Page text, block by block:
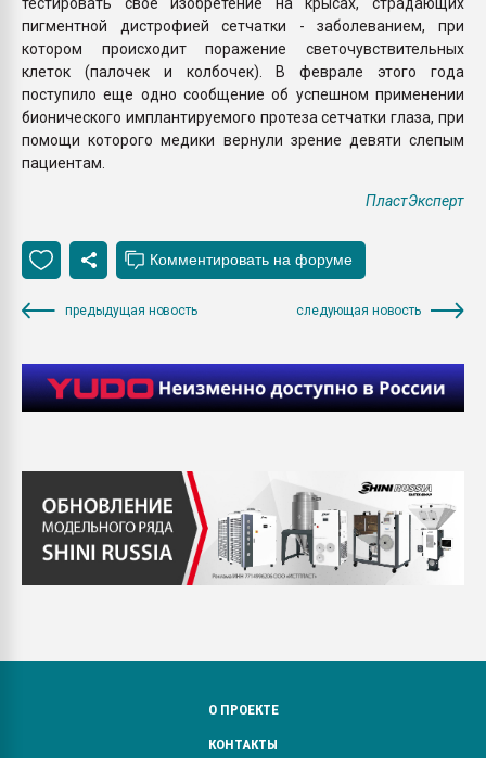
пигментной дистрофией сетчатки - заболеванием, при
котором происходит поражение светочувствительных
клеток (палочек и колбочек). В феврале этого года
поступило еще одно сообщение об успешном применении
бионического имплантируемого протеза сетчатки глаза, при
помощи которого медики вернули зрение девяти слепым
пациентам.
ПластЭксперт
предыдущая новость следующая новость
О ПРОЕКТЕ
КОНТАКТЫ